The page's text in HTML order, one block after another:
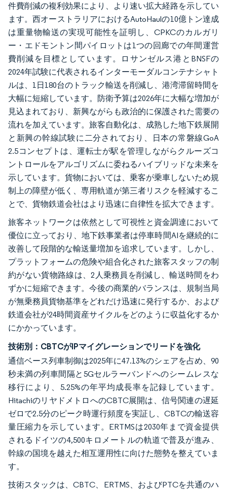
件費削減の複利効果により、より速い拡大経路を示してい
ます。西オーストラリアにおけるAutoHaulの10億トン達成
は重量物輸送の実現可能性を証明し、CPKCのカルガリ
ー・エドモントン間パイロットは1つの回廊での年間運営
費削減を目標としています。ロサンゼルス港とBNSFの
2024年試験に代表されるインターモーダルコンテナシャト
ルは、1日180台のトラック輸送を削減し、港湾滞留時間を
大幅に短縮しています。防衛予算は2026年に大幅な増加が
見込まれており、新興ながらも政治的に保護された需要の
流れを加えています。旅客自動化は、成熟した地下鉄展開
と新興の幹線試験に二分されており、日本の常磐線GoA
2.5コンセプトは、運転士が駅を管理しながらクルーズコ
ントロールをアルゴリズムに委ねるハイブリッドな未来を
示しています。貨物においては、乗客が乗車しないため規
制上の障壁が低く、専用軌道が第三者リスクを軽減するこ
とで、貨物鉄道会社はより迅速に自律性を拡大できます。
旅客ネットワークは依然として可視性と資金調達において
優位に立っており、地下鉄事業者は停車時間AIを継続的に
改善して段階的な輸送量増加を追求しています。しかし、
プラットフォームの危険や組合化された旅客スタッフの制
約がない貨物路線は、2人乗務員を削減し、輸送時間をわ
ずかに短縮できます。今後の商業的バランスは、規制当局
が無乗務員貨物基準をどれだけ迅速に発行するか、および
鉄道会社が24時間資産サイクルをどのように収益化するか
にかかっています。
技術別：CBTCがIPマイグレーションでリードを強化
通信ベース列車制御は2025年に47.13%のシェアを占め、90
秒未満の列車間隔と5Gセルラーバンドへのシームレスな
移行により、5.25%の年平均成長率を記録しています。
HitachiのリヤドメトロへのCBTC展開は、信号関連の遅延
ゼロで2.5分のピーク時運行頻度を実証し、CBTCの輸送容
量圧縮力を示しています。ERTMSは2030年まで資金提供
されるドイツの4,500キロメートルの軌道で普及が進み、
幹線の国境を越えた相互運用性に向けた態勢を整えていま
す。
技術スタックは、CBTC、ERTMS、およびPTCを共通のハ